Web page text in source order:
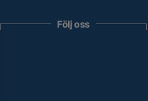
Följ oss